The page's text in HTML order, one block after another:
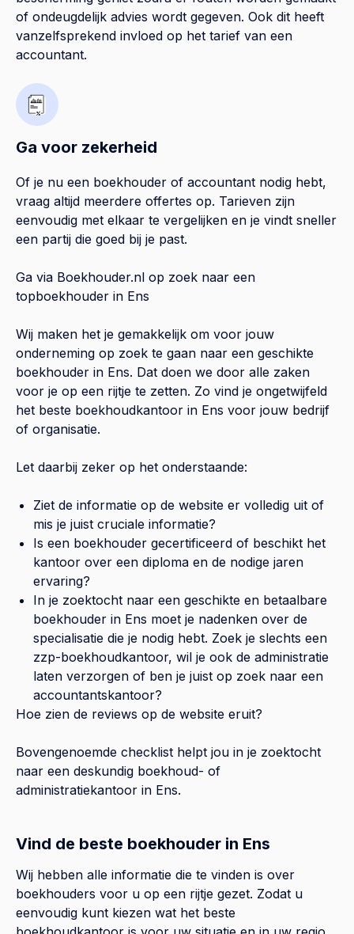
of ondeugdelijk advies wordt gegeven. Ook dit heeft
vanzelfsprekend invloed op het tarief van een
accountant.
Ga voor zekerheid
Of je nu een boekhouder of accountant nodig hebt,
vraag altijd meerdere offertes op. Tarieven zijn
eenvoudig met elkaar te vergelijken en je vindt sneller
een partij die goed bij je past.
Ga via Boekhouder.nl op zoek naar een
topboekhouder in Ens
Wij maken het je gemakkelijk om voor jouw
onderneming op zoek te gaan naar een geschikte
boekhouder in Ens. Dat doen we door alle zaken
voor je op een rijtje te zetten. Zo vind je ongetwijfeld
het beste boekhoudkantoor in Ens voor jouw bedrijf
of organisatie.
Let daarbij zeker op het onderstaande:
Ziet de informatie op de website er volledig uit of
mis je juist cruciale informatie?
Is een boekhouder gecertificeerd of beschikt het
kantoor over een diploma en de nodige jaren
ervaring?
In je zoektocht naar een geschikte en betaalbare
boekhouder in Ens moet je nadenken over de
specialisatie die je nodig hebt. Zoek je slechts een
zzp-boekhoudkantoor, wil je ook de administratie
laten verzorgen of ben je juist op zoek naar een
accountantskantoor?
Hoe zien de reviews op de website eruit?
Bovengenoemde checklist helpt jou in je zoektocht
naar een deskundig boekhoud- of
administratiekantoor in Ens.
Vind de beste boekhouder in Ens
Wij hebben alle informatie die te vinden is over
boekhouders voor u op een rijtje gezet. Zodat u
eenvoudig kunt kiezen wat het beste